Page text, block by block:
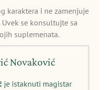
karaktera i ne zamenjuje
se konsultujte sa
suplemenata.
Novaković
je istaknuti magistar